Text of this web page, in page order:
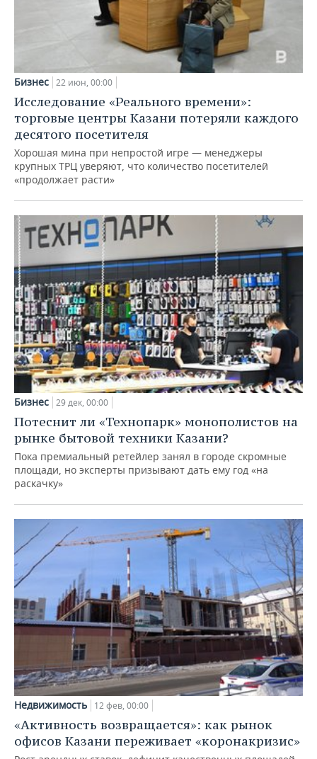
Бизнес 22 июн, 00:00
Исследование «Реального времени»:
торговые центры Казани потеряли каждого
десятого посетителя
Хорошая мина при непростой игре — менеджеры
крупных ТРЦ уверяют, что количество посетителей
«продолжает расти»
Бизнес 29 дек, 00:00
Потеснит ли «Технопарк» монополистов на
рынке бытовой техники Казани?
Пока премиальный ретейлер занял в городе скромные
площади, но эксперты призывают дать ему год «на
раскачку»
Недвижимость 12 фев, 00:00
«Активность возвращается»: как рынок
офисов Казани переживает «коронакризис»